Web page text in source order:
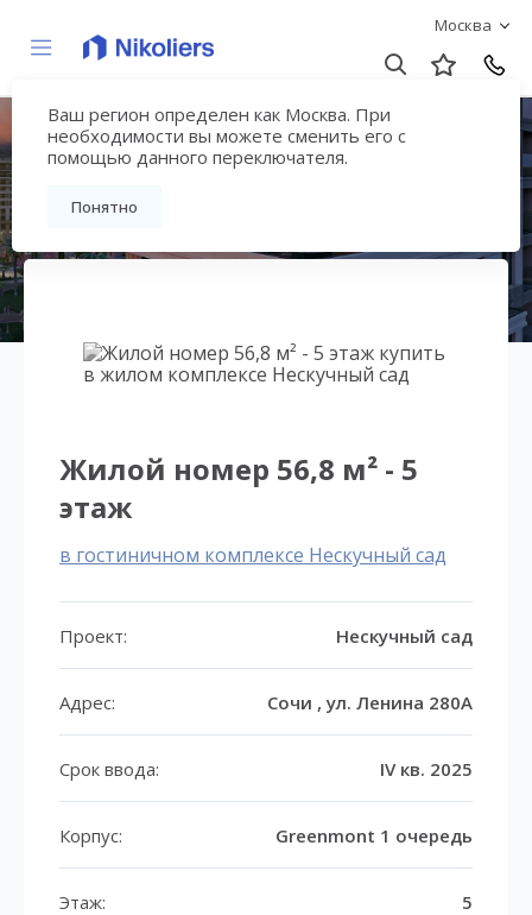
Москва
Ваш регион определен как Москва. При
необходимости вы можете сменить его с
помощью данного переключателя.
Понятно
Нескучный сад
Вернуться на страницу гостиничного
Жилой номер 56,8 м² - 5
этаж
в гостиничном комплексе Нескучный сад
Проект: Нескучный сад
Адрес: Сочи , ул. Ленина 280А
Срок ввода: IV кв. 2025
Корпус: Greenmont 1 очередь
Этаж: 5